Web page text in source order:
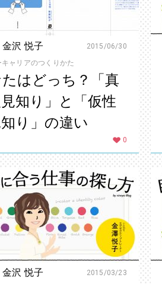
金沢 悦子
2015/06/30
ャリアのつくりかた
はどっち？「真
知り」と「仮性
り」の違い
0
金沢 悦子
2015/03/23